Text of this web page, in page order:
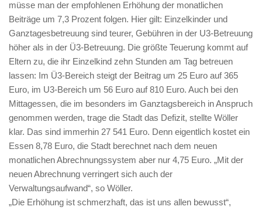
müsse man der empfohlenen Erhöhung der monatlichen
Beiträge um 7,3 Prozent folgen. Hier gilt: Einzelkinder und
Ganztagesbetreuung sind teurer, Gebühren in der U3-Betreuung
höher als in der Ü3-Betreuung. Die größte Teuerung kommt auf
Eltern zu, die ihr Einzelkind zehn Stunden am Tag betreuen
lassen: Im Ü3-Bereich steigt der Beitrag um 25 Euro auf 365
Euro, im U3-Bereich um 56 Euro auf 810 Euro. Auch bei den
Mittagessen, die im besonders im Ganztagsbereich in Anspruch
genommen werden, trage die Stadt das Defizit, stellte Wöller
klar. Das sind immerhin 27 541 Euro. Denn eigentlich kostet ein
Essen 8,78 Euro, die Stadt berechnet nach dem neuen
monatlichen Abrechnungssystem aber nur 4,75 Euro. „Mit der
neuen Abrechnung verringert sich auch der
Verwaltungsaufwand“, so Wöller.
„Die Erhöhung ist schmerzhaft, das ist uns allen bewusst“,